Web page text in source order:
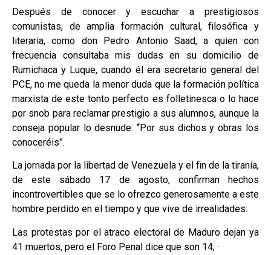
Después de conocer y escuchar a prestigiosos
comunistas, de amplia formación cultural, filosófica y
literaria, como don Pedro Antonio Saad, a quien con
frecuencia consultaba mis dudas en su domicilio de
Rumichaca y Luque, cuando él era secretario general del
PCE, no me queda la menor duda que la formación política
marxista de este tonto perfecto es folletinesca o lo hace
por snob para reclamar prestigio a sus alumnos, aunque la
conseja popular lo desnude: “Por sus dichos y obras los
conoceréis”.
La jornada por la libertad de Venezuela y el fin de la tiranía,
de este sábado 17 de agosto, confirman hechos
incontrovertibles que se lo ofrezco generosamente a este
hombre perdido en el tiempo y que vive de irrealidades:
Las protestas por el atraco electoral de Maduro dejan ya
41 muertos, pero el Foro Penal dice que son 14; ·